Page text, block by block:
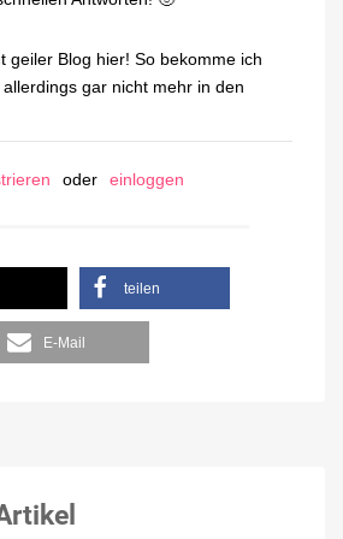
Blog hier! So bekomme ich
gar nicht mehr in den
oder einloggen
teilen
E-Mail